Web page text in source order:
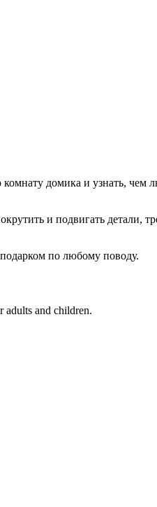
домика и узнать,
и подвигать детали,
по любому поводу.
adults and children.